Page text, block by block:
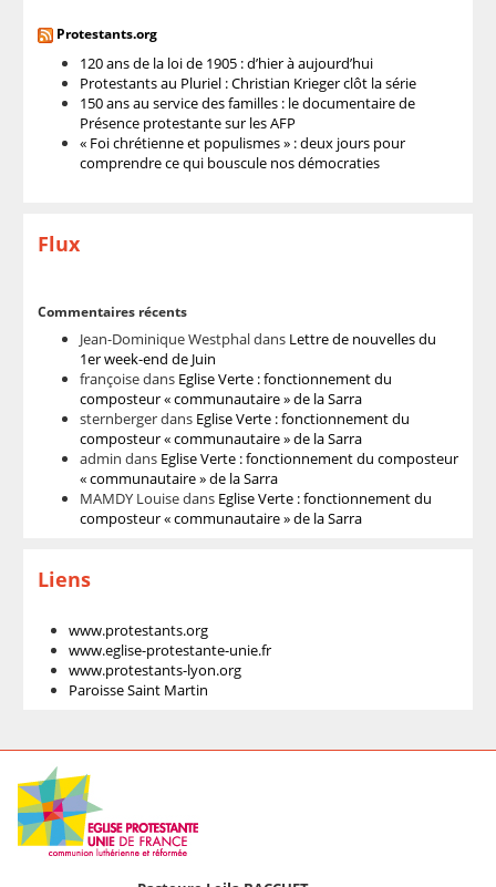
Protestants.org
120 ans de la loi de 1905 : d’hier à aujourd’hui
Protestants au Pluriel : Christian Krieger clôt la série
150 ans au service des familles : le documentaire de
Présence protestante sur les AFP
« Foi chrétienne et populismes » : deux jours pour
comprendre ce qui bouscule nos démocraties
Flux
Commentaires récents
Jean-Dominique Westphaldans Lettre de nouvelles du
1er week-end de Juin
françoisedans Eglise Verte : fonctionnement du
composteur « communautaire » de la Sarra
sternbergerdans Eglise Verte : fonctionnement du
composteur « communautaire » de la Sarra
admin dans Eglise Verte : fonctionnement du composteur
« communautaire » de la Sarra
MAMDY Louisedans Eglise Verte : fonctionnement du
composteur « communautaire » de la Sarra
Liens
www.protestants.org
www.eglise-protestante-unie.fr
www.protestants-lyon.org
Paroisse Saint Martin